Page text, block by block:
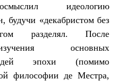
идеологию
будучи «декабристом без
разделял. После
основных
идей эпохи (помимо
философии де Местра,